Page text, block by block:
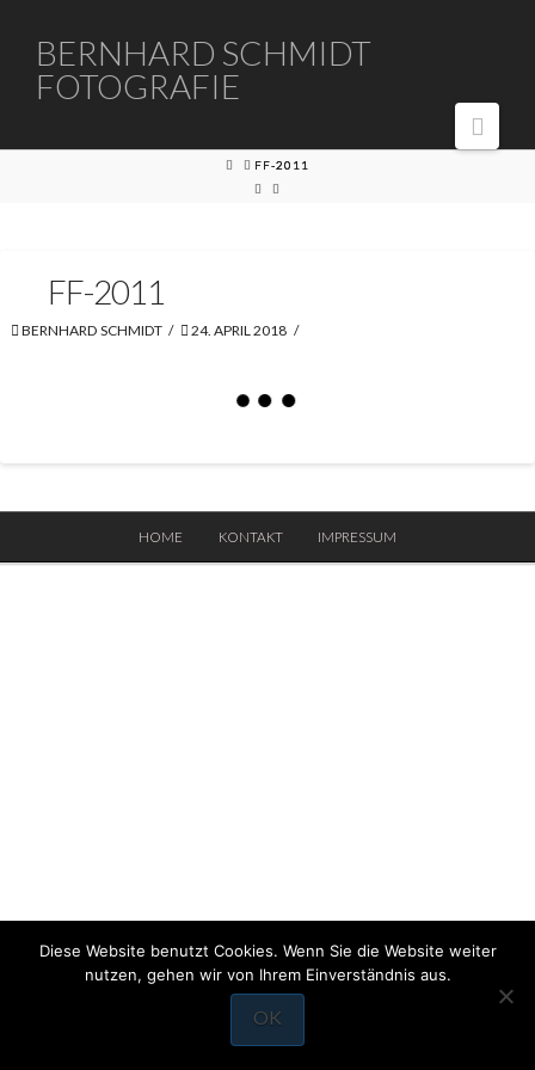
BERNHARD
SCHMIDT
FOTOGRAFIE
BERNHARD SCHMIDT
FOTOGRAFIE
HOMEFF-2011
FF-2011
BERNHARD SCHMIDT 24. APRIL 2018
HOME KONTAKT IMPRESSUM
Diese Website benutzt Cookies. Wenn Sie die Website weiter
nutzen, gehen wir von Ihrem Einverständnis aus.
OK